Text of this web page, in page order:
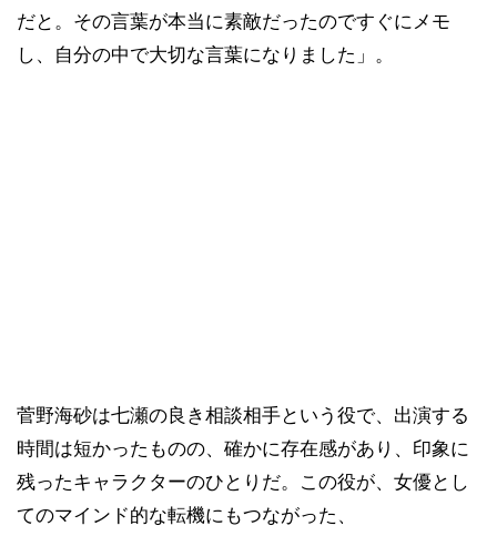
だと。その言葉が本当に素敵だったのですぐにメモ
し、自分の中で大切な言葉になりました」。
菅野海砂は七瀬の良き相談相手という役で、出演する
時間は短かったものの、確かに存在感があり、印象に
残ったキャラクターのひとりだ。この役が、女優とし
てのマインド的な転機にもつながった、